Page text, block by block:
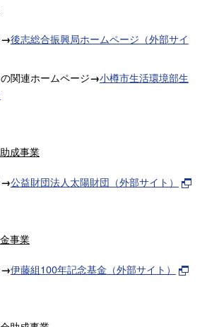
→後志総合振興局ホームページ（外部サイ
関連ホームページ→小樽市生活環境部生
成事業
→公益財団法人太陽財団（外部サイト）
事業
→伊藤組100年記念基金（外部サイト）